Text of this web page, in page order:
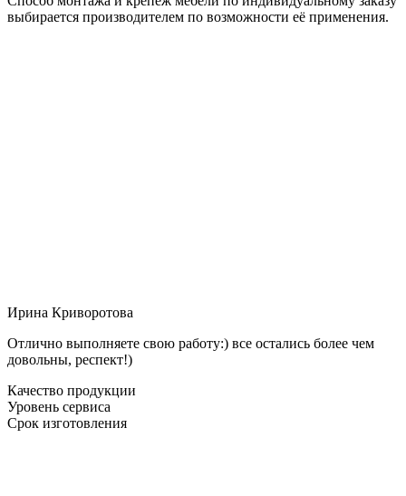
выбирается производителем по возможности её применения.
Ирина Криворотова
Отлично выполняете свою работу:) все остались более чем
довольны, респект!)
Качество продукции
Уровень сервиса
Срок изготовления